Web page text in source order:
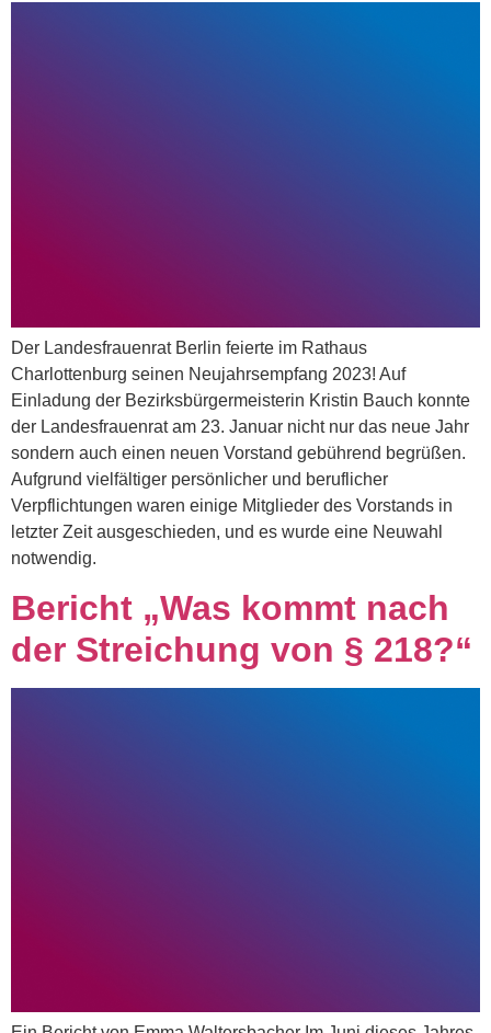
Der Landesfrauenrat Berlin feierte im Rathaus
Charlottenburg seinen Neujahrsempfang 2023! Auf
Einladung der Bezirksbürgermeisterin Kristin Bauch konnte
der Landesfrauenrat am 23. Januar nicht nur das neue Jahr
sondern auch einen neuen Vorstand gebührend begrüßen.
Aufgrund vielfältiger persönlicher und beruflicher
Verpflichtungen waren einige Mitglieder des Vorstands in
letzter Zeit ausgeschieden, und es wurde eine Neuwahl
notwendig.
Bericht „Was kommt nach
der Streichung von § 218?“